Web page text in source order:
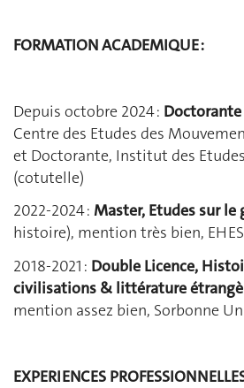
FORMATION ACADEMIQUE :
Depuis octobre 2024 :
Centre des Etudes des
et Doctorante, Institut des
(cotutelle)
2022-2024 : Master, Etudes sur le
histoire), mention très bien,
2018-2021 : Double Licence,
civilisations & littérature
mention assez bien, Sorbonne
EXPERIENCES